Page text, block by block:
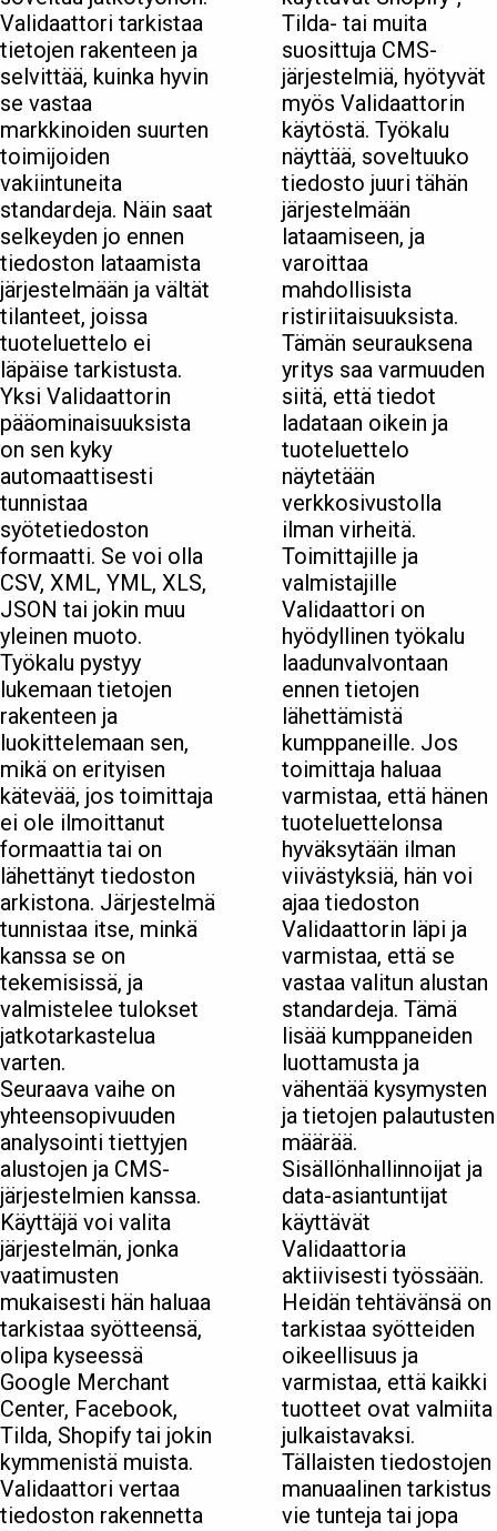
Validaattori tarkistaa
tietojen rakenteen ja
selvittää, kuinka hyvin
se vastaa
markkinoiden suurten
toimijoiden
vakiintuneita
standardeja. Näin saat
selkeyden jo ennen
tiedoston lataamista
järjestelmään ja vältät
tilanteet, joissa
tuoteluettelo ei
läpäise tarkistusta.
Yksi Validaattorin
pääominaisuuksista
on sen kyky
automaattisesti
tunnistaa
syötetiedoston
formaatti. Se voi olla
CSV, XML, YML, XLS,
JSON tai jokin muu
yleinen muoto.
Työkalu pystyy
lukemaan tietojen
rakenteen ja
luokittelemaan sen,
mikä on erityisen
kätevää, jos toimittaja
ei ole ilmoittanut
formaattia tai on
lähettänyt tiedoston
arkistona. Järjestelmä
tunnistaa itse, minkä
kanssa se on
tekemisissä, ja
valmistelee tulokset
jatkotarkastelua
varten.
Seuraava vaihe on
yhteensopivuuden
analysointi tiettyjen
alustojen ja CMS-
järjestelmien kanssa.
Käyttäjä voi valita
järjestelmän, jonka
vaatimusten
mukaisesti hän haluaa
tarkistaa syötteensä,
olipa kyseessä
Google Merchant
Center, Facebook,
Tilda, Shopify tai jokin
kymmenistä muista.
Validaattori vertaa
tiedoston rakennetta
Tilda- tai muita
suosittuja CMS-
järjestelmiä, hyötyvät
myös Validaattorin
käytöstä. Työkalu
näyttää, soveltuuko
tiedosto juuri tähän
järjestelmään
lataamiseen, ja
varoittaa
mahdollisista
ristiriitaisuuksista.
Tämän seurauksena
yritys saa varmuuden
siitä, että tiedot
ladataan oikein ja
tuoteluettelo
näytetään
verkkosivustolla
ilman virheitä.
Toimittajille ja
valmistajille
Validaattori on
hyödyllinen työkalu
laadunvalvontaan
ennen tietojen
lähettämistä
kumppaneille. Jos
toimittaja haluaa
varmistaa, että hänen
tuoteluettelonsa
hyväksytään ilman
viivästyksiä, hän voi
ajaa tiedoston
Validaattorin läpi ja
varmistaa, että se
vastaa valitun alustan
standardeja. Tämä
lisää kumppaneiden
luottamusta ja
vähentää kysymysten
ja tietojen palautusten
määrää.
Sisällönhallinnoijat ja
data-asiantuntijat
käyttävät
Validaattoria
aktiivisesti työssään.
Heidän tehtävänsä on
tarkistaa syötteiden
oikeellisuus ja
varmistaa, että kaikki
tuotteet ovat valmiita
julkaistavaksi.
Tällaisten tiedostojen
manuaalinen tarkistus
vie tunteja tai jopa